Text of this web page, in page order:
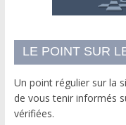
LE POINT SUR
Un point régulier sur la
de vous tenir informés
vérifiées.